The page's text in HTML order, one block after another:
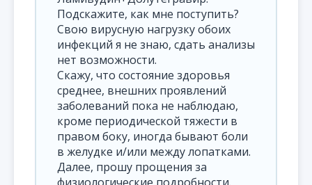
Подскажите, как мне поступить?
Свою вирусную нагрузку обоих
инфекций я не знаю, сдать анализы
нет возможности.
Скажу, что состояние здоровья
среднее, внешних проявлений
заболеваний пока не наблюдаю,
кроме периодической тяжести в
правом боку, иногда бывают боли
в желудке и/или между лопатками.
Далее, прошу прощения за